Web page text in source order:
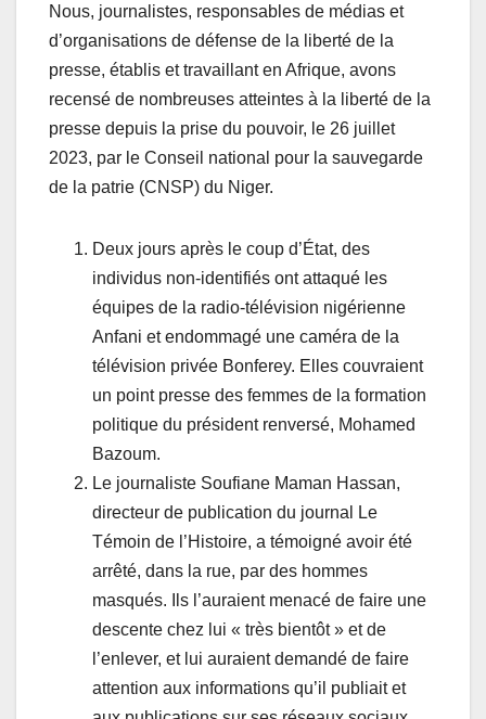
Nous, journalistes, responsables de médias et
d’organisations de défense de la liberté de la
presse, établis et travaillant en Afrique, avons
recensé de nombreuses atteintes à la liberté de la
presse depuis la prise du pouvoir, le 26 juillet
2023, par le Conseil national pour la sauvegarde
de la patrie (CNSP) du Niger.
Deux jours après le coup d’État, des
individus non-identifiés ont attaqué les
équipes de la radio-télévision nigérienne
Anfani et endommagé une caméra de la
télévision privée Bonferey. Elles couvraient
un point presse des femmes de la formation
politique du président renversé, Mohamed
Bazoum.
Le journaliste Soufiane Maman Hassan,
directeur de publication du journal Le
Témoin de l’Histoire, a témoigné avoir été
arrêté, dans la rue, par des hommes
masqués. Ils l’auraient menacé de faire une
descente chez lui « très bientôt » et de
l’enlever, et lui auraient demandé de faire
attention aux informations qu’il publiait et